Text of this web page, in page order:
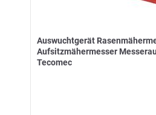
Auswuchtgerät
Aufsitzmähermesser
Tecomec